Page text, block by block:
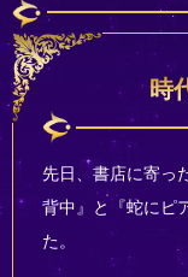
時
先日、書店に寄っ
背中』と『蛇にピ
た。